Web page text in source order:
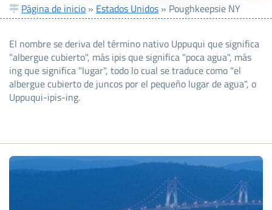
Página de inicio » Estados Unidos » Poughkeepsie NY
El nombre se deriva del término nativo Uppuqui que significa
"albergue cubierto", más ipis que significa "poca agua", más
ing que significa "lugar", todo lo cual se traduce como "el
albergue cubierto de juncos por el pequeño lugar de agua", o
Uppuqui-ipis-ing.